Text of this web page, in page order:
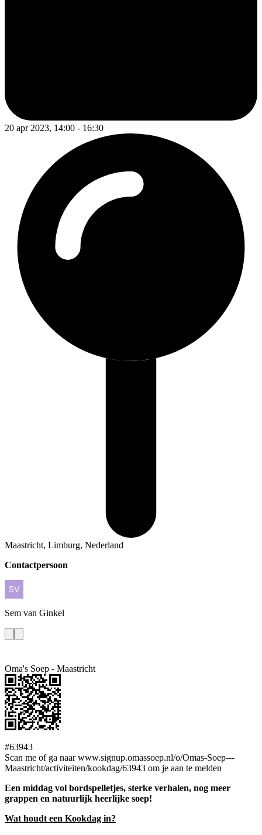
20 apr 2023, 14:00 - 16:30
Maastricht, Limburg, Nederland
Contactpersoon
Sem van Ginkel
Oma's Soep - Maastricht
#63943
Scan me of ga naar www.signup.omassoep.nl/o/Omas-Soep---
Maastricht/activiteiten/kookdag/63943 om je aan te melden
Een middag vol bordspelletjes, sterke verhalen, nog meer
grappen en natuurlijk heerlijke soep!
Wat houdt een Kookdag in?